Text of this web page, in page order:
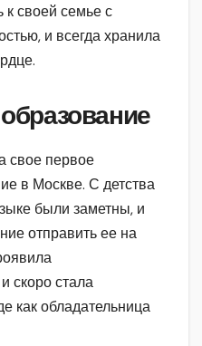
к своей семье с
и всегда хранила
свое первое
в Москве. С детства
были заметны, и
отправить ее на
скоро стала
как обладательница